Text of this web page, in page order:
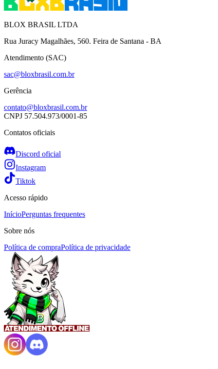
BLOX BRASIL LTDA
Rua Juracy Magalhães, 560. Feira de Santana - BA
Atendimento (SAC)
sac@bloxbrasil.com.br
Gerência
contato@bloxbrasil.com.br
CNPJ 57.504.973/0001-85
Contatos oficiais
Discord oficial
Instagram
Tiktok
Acesso rápido
InícioPerguntas frequentes
Sobre nós
Política de compraPolítica de privacidade